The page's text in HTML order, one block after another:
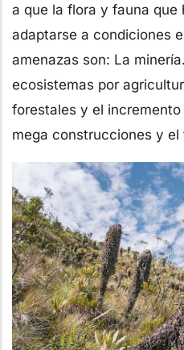
a que la flora y fauna que
adaptarse a condiciones
amenazas son: La
ecosistemas por
forestales y el
mega construcciones y